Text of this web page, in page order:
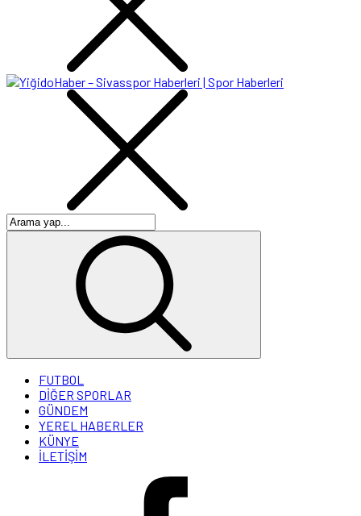
FUTBOL
DİĞER SPORLAR
GÜNDEM
YEREL HABERLER
KÜNYE